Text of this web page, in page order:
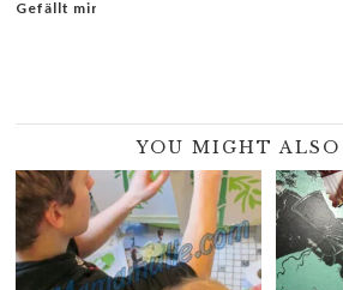
Gefällt mir:
YOU MIGHT